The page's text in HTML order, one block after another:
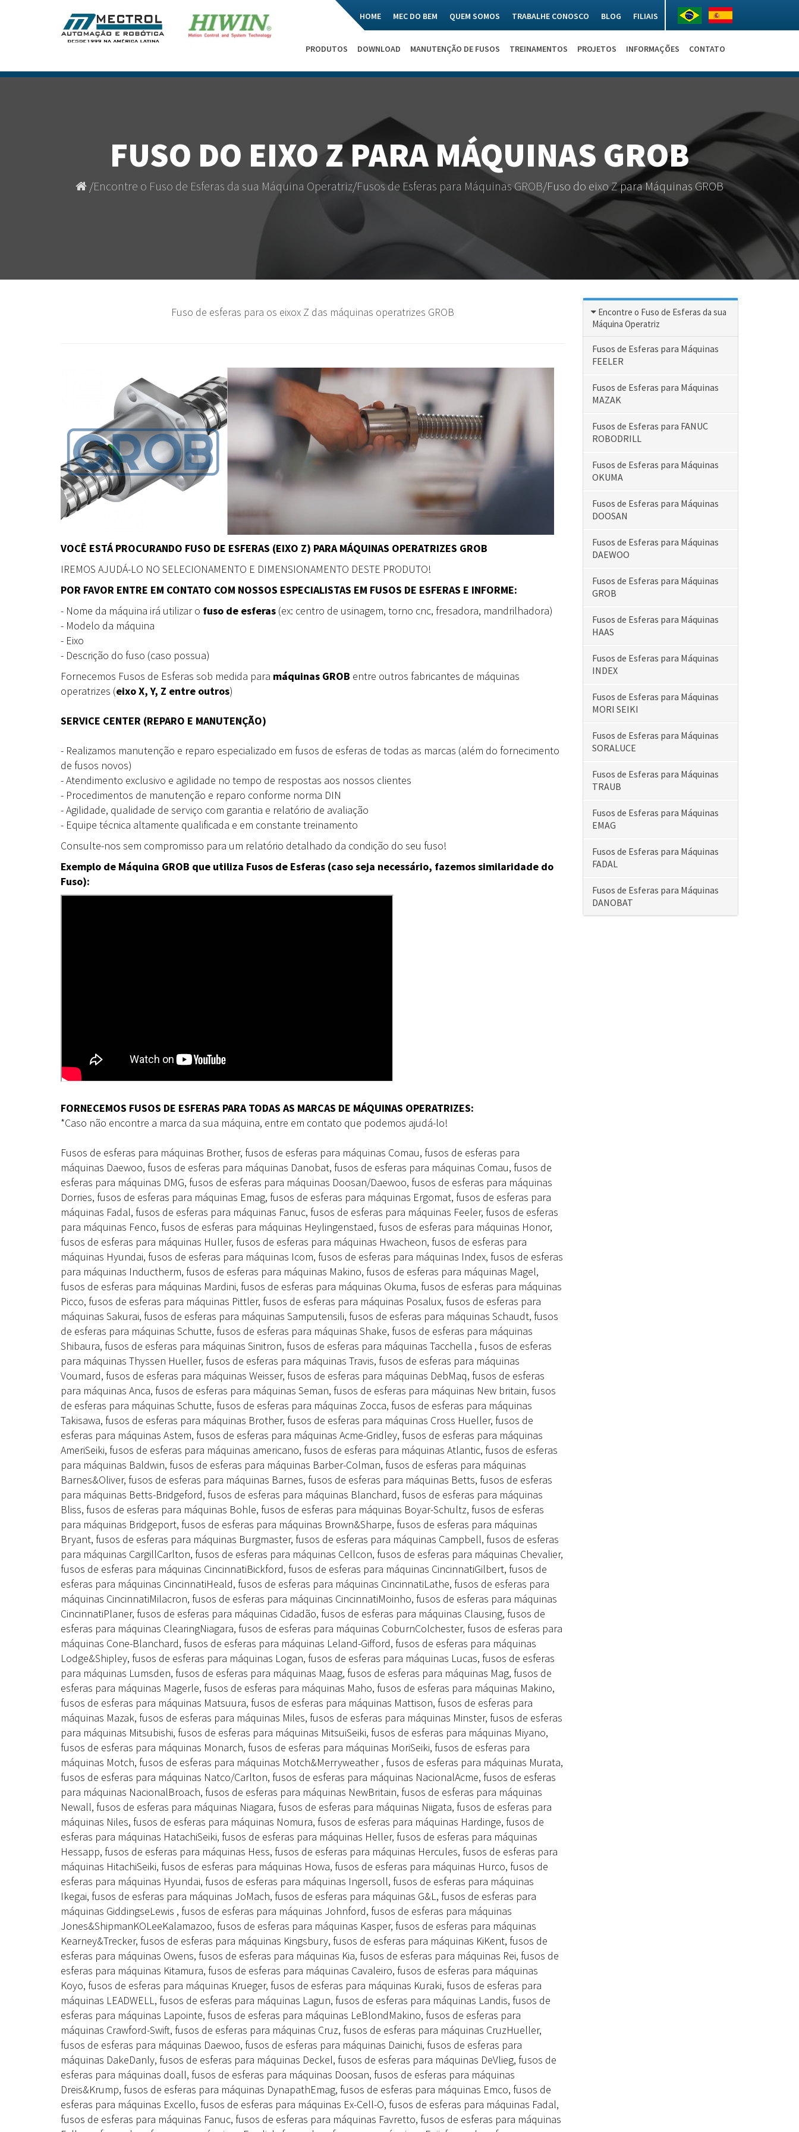
HOME MEC DO BEM QUEM SOMOS TRABALHE CONOSCO BLOG FILIAIS
PRODUTOS DOWNLOAD MANUTENÇÃO DE FUSOS TREINAMENTOS PROJETOS INFORMAÇÕES CONTATO
FUSO DO EIXO Z PARA MÁQUINAS GROB
/Encontre o Fuso de Esferas da sua Máquina Operatriz/Fusos de Esferas para Máquinas GROB/Fuso do eixo Z para Máquinas GROB
Fuso de esferas para os eixox Z das máquinas operatrizes GROB
VOCÊ ESTÁ PROCURANDO FUSO DE ESFERAS (EIXO Z) PARA MÁQUINAS OPERATRIZES GROB
IREMOS AJUDÁ-LO NO SELECIONAMENTO E DIMENSIONAMENTO DESTE PRODUTO!
POR FAVOR ENTRE EM CONTATO COM NOSSOS ESPECIALISTAS EM FUSOS DE ESFERAS E INFORME:
- Nome da máquina irá utilizar o fuso de esferas (ex: centro de usinagem, torno cnc, fresadora, mandrilhadora)
- Modelo da máquina
- Eixo
- Descrição do fuso (caso possua)
Fornecemos Fusos de Esferas sob medida para máquinas GROB entre outros fabricantes de máquinas
operatrizes (eixo X, Y, Z entre outros)
SERVICE CENTER (REPARO E MANUTENÇÃO)
- Realizamos manutenção e reparo especializado em fusos de esferas de todas as marcas (além do fornecimento
de fusos novos)
- Atendimento exclusivo e agilidade no tempo de respostas aos nossos clientes
- Procedimentos de manutenção e reparo conforme norma DIN
- Agilidade, qualidade de serviço com garantia e relatório de avaliação
- Equipe técnica altamente qualificada e em constante treinamento
Consulte-nos sem compromisso para um relatório detalhado da condição do seu fuso!
Exemplo de Máquina GROB que utiliza Fusos de Esferas (caso seja necessário, fazemos similaridade do
Fuso):
FORNECEMOS FUSOS DE ESFERAS PARA TODAS AS MARCAS DE MÁQUINAS OPERATRIZES:
*Caso não encontre a marca da sua máquina, entre em contato que podemos ajudá-lo!
Fusos de esferas para máquinas Brother, fusos de esferas para máquinas Comau, fusos de esferas para
máquinas Daewoo, fusos de esferas para máquinas Danobat, fusos de esferas para máquinas Comau, fusos de
esferas para máquinas DMG, fusos de esferas para máquinas Doosan/Daewoo, fusos de esferas para máquinas
Dorries, fusos de esferas para máquinas Emag, fusos de esferas para máquinas Ergomat, fusos de esferas para
máquinas Fadal, fusos de esferas para máquinas Fanuc, fusos de esferas para máquinas Feeler, fusos de esferas
para máquinas Fenco, fusos de esferas para máquinas Heylingenstaed, fusos de esferas para máquinas Honor,
fusos de esferas para máquinas Huller, fusos de esferas para máquinas Hwacheon, fusos de esferas para
máquinas Hyundai, fusos de esferas para máquinas Icom, fusos de esferas para máquinas Index, fusos de esferas
para máquinas Inductherm, fusos de esferas para máquinas Makino, fusos de esferas para máquinas Magel,
fusos de esferas para máquinas Mardini, fusos de esferas para máquinas Okuma, fusos de esferas para máquinas
Picco, fusos de esferas para máquinas Pittler, fusos de esferas para máquinas Posalux, fusos de esferas para
máquinas Sakurai, fusos de esferas para máquinas Samputensili, fusos de esferas para máquinas Schaudt, fusos
de esferas para máquinas Schutte, fusos de esferas para máquinas Shake, fusos de esferas para máquinas
Shibaura, fusos de esferas para máquinas Sinitron, fusos de esferas para máquinas Tacchella , fusos de esferas
para máquinas Thyssen Hueller, fusos de esferas para máquinas Travis, fusos de esferas para máquinas
Voumard, fusos de esferas para máquinas Weisser, fusos de esferas para máquinas DebMaq, fusos de esferas
para máquinas Anca, fusos de esferas para máquinas Seman, fusos de esferas para máquinas New britain, fusos
de esferas para máquinas Schutte, fusos de esferas para máquinas Zocca, fusos de esferas para máquinas
Takisawa, fusos de esferas para máquinas Brother, fusos de esferas para máquinas Cross Hueller, fusos de
esferas para máquinas Astem, fusos de esferas para máquinas Acme-Gridley, fusos de esferas para máquinas
AmeriSeiki, fusos de esferas para máquinas americano, fusos de esferas para máquinas Atlantic, fusos de esferas
para máquinas Baldwin, fusos de esferas para máquinas Barber-Colman, fusos de esferas para máquinas
Barnes&Oliver, fusos de esferas para máquinas Barnes, fusos de esferas para máquinas Betts, fusos de esferas
para máquinas Betts-Bridgeford, fusos de esferas para máquinas Blanchard, fusos de esferas para máquinas
Bliss, fusos de esferas para máquinas Bohle, fusos de esferas para máquinas Boyar-Schultz, fusos de esferas
para máquinas Bridgeport, fusos de esferas para máquinas Brown&Sharpe, fusos de esferas para máquinas
Bryant, fusos de esferas para máquinas Burgmaster, fusos de esferas para máquinas Campbell, fusos de esferas
para máquinas CargillCarlton, fusos de esferas para máquinas Cellcon, fusos de esferas para máquinas Chevalier,
fusos de esferas para máquinas CincinnatiBickford, fusos de esferas para máquinas CincinnatiGilbert, fusos de
esferas para máquinas CincinnatiHeald, fusos de esferas para máquinas CincinnatiLathe, fusos de esferas para
máquinas CincinnatiMilacron, fusos de esferas para máquinas CincinnatiMoinho, fusos de esferas para máquinas
CincinnatiPlaner, fusos de esferas para máquinas Cidadão, fusos de esferas para máquinas Clausing, fusos de
esferas para máquinas ClearingNiagara, fusos de esferas para máquinas CoburnColchester, fusos de esferas para
máquinas Cone-Blanchard, fusos de esferas para máquinas Leland-Gifford, fusos de esferas para máquinas
Lodge&Shipley, fusos de esferas para máquinas Logan, fusos de esferas para máquinas Lucas, fusos de esferas
para máquinas Lumsden, fusos de esferas para máquinas Maag, fusos de esferas para máquinas Mag, fusos de
esferas para máquinas Magerle, fusos de esferas para máquinas Maho, fusos de esferas para máquinas Makino,
fusos de esferas para máquinas Matsuura, fusos de esferas para máquinas Mattison, fusos de esferas para
máquinas Mazak, fusos de esferas para máquinas Miles, fusos de esferas para máquinas Minster, fusos de esferas
para máquinas Mitsubishi, fusos de esferas para máquinas MitsuiSeiki, fusos de esferas para máquinas Miyano,
fusos de esferas para máquinas Monarch, fusos de esferas para máquinas MoriSeiki, fusos de esferas para
máquinas Motch, fusos de esferas para máquinas Motch&Merryweather , fusos de esferas para máquinas Murata,
fusos de esferas para máquinas Natco/Carlton, fusos de esferas para máquinas NacionalAcme, fusos de esferas
para máquinas NacionalBroach, fusos de esferas para máquinas NewBritain, fusos de esferas para máquinas
Newall, fusos de esferas para máquinas Niagara, fusos de esferas para máquinas Niigata, fusos de esferas para
máquinas Niles, fusos de esferas para máquinas Nomura, fusos de esferas para máquinas Hardinge, fusos de
esferas para máquinas HatachiSeiki, fusos de esferas para máquinas Heller, fusos de esferas para máquinas
Hessapp, fusos de esferas para máquinas Hess, fusos de esferas para máquinas Hercules, fusos de esferas para
máquinas HitachiSeiki, fusos de esferas para máquinas Howa, fusos de esferas para máquinas Hurco, fusos de
esferas para máquinas Hyundai, fusos de esferas para máquinas Ingersoll, fusos de esferas para máquinas
Ikegai, fusos de esferas para máquinas JoMach, fusos de esferas para máquinas G&L, fusos de esferas para
máquinas GiddingseLewis , fusos de esferas para máquinas Johnford, fusos de esferas para máquinas
Jones&ShipmanKOLeeKalamazoo, fusos de esferas para máquinas Kasper, fusos de esferas para máquinas
Kearney&Trecker, fusos de esferas para máquinas Kingsbury, fusos de esferas para máquinas KiKent, fusos de
esferas para máquinas Owens, fusos de esferas para máquinas Kia, fusos de esferas para máquinas Rei, fusos de
esferas para máquinas Kitamura, fusos de esferas para máquinas Cavaleiro, fusos de esferas para máquinas
Koyo, fusos de esferas para máquinas Krueger, fusos de esferas para máquinas Kuraki, fusos de esferas para
máquinas LEADWELL, fusos de esferas para máquinas Lagun, fusos de esferas para máquinas Landis, fusos de
esferas para máquinas Lapointe, fusos de esferas para máquinas LeBlondMakino, fusos de esferas para
máquinas Crawford-Swift, fusos de esferas para máquinas Cruz, fusos de esferas para máquinas CruzHueller,
fusos de esferas para máquinas Daewoo, fusos de esferas para máquinas Dainichi, fusos de esferas para
máquinas DakeDanly, fusos de esferas para máquinas Deckel, fusos de esferas para máquinas DeVlieg, fusos de
esferas para máquinas doall, fusos de esferas para máquinas Doosan, fusos de esferas para máquinas
Dreis&Krump, fusos de esferas para máquinas DynapathEmag, fusos de esferas para máquinas Emco, fusos de
esferas para máquinas Excello, fusos de esferas para máquinas Ex-Cell-O, fusos de esferas para máquinas Fadal,
fusos de esferas para máquinas Fanuc, fusos de esferas para máquinas Favretto, fusos de esferas para máquinas
Encontre o Fuso de Esferas da sua
Máquina Operatriz
Fusos de Esferas para Máquinas
FEELER
Fusos de Esferas para Máquinas
MAZAK
Fusos de Esferas para FANUC
ROBODRILL
Fusos de Esferas para Máquinas
OKUMA
Fusos de Esferas para Máquinas
DOOSAN
Fusos de Esferas para Máquinas
DAEWOO
Fusos de Esferas para Máquinas
GROB
Fusos de Esferas para Máquinas
HAAS
Fusos de Esferas para Máquinas
INDEX
Fusos de Esferas para Máquinas
MORI SEIKI
Fusos de Esferas para Máquinas
SORALUCE
Fusos de Esferas para Máquinas
TRAUB
Fusos de Esferas para Máquinas
EMAG
Fusos de Esferas para Máquinas
FADAL
Fusos de Esferas para Máquinas
DANOBAT